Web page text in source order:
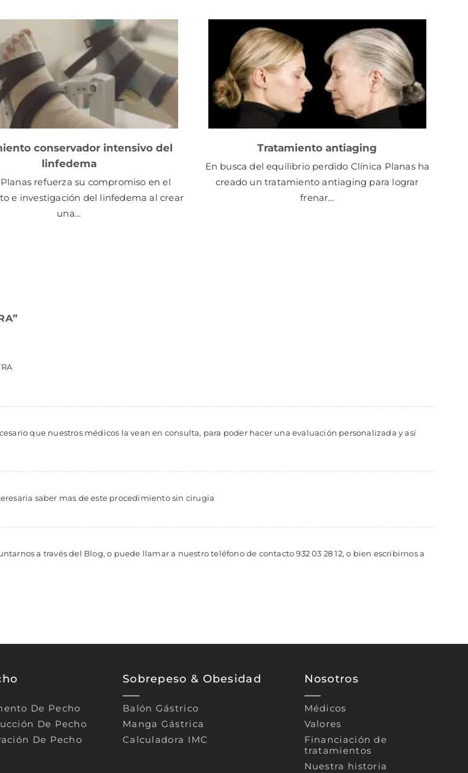
conservador intensivo del
linfedema
refuerza su compromiso en el
e investigación del linfedema al crear
una…
Tratamiento antiaging
En busca del equilibrio perdido Clínica Planas ha
creado un tratamiento antiaging para lograr
frenar…
”
que nuestros médicos la vean en consulta, para poder hacer una evaluación personalizada y así
saber mas de este procedimiento sin cirugia
a través del Blog, o puede llamar a nuestro teléfono de contacto 932 03 28 12, o bien escribirnos a
De Pecho
De Pecho
De Pecho
Sobrepeso & Obesidad
Balón Gástrico
Manga Gástrica
Calculadora IMC
Nosotros
Médicos
Valores
Financiación de
tratamientos
Nuestra historia